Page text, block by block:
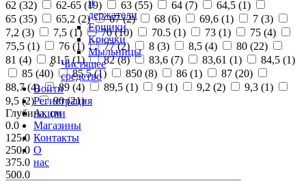
держатели
Ершики
Крючки
Мыльницы
Чистящее
средство
Войти
Регистрация
Акции
Магазины
Контакты
О
нас
62 (32) 62-65 (19) 63 (55) 64 (7) 64,5 (1)
65 (35) 65,2 (2) 67 (2) 68 (6) 69,6 (1) 7 (3)
7,2 (3) 7,5 (1) 70 (10) 70.5 (1) 73 (1) 75 (4)
75,5 (1) 76 (1) 77 (2) 8 (3) 8,5 (4) 80 (22)
81 (4) 81,5 (1) 82 (8) 83,6 (7) 83,61 (1) 84,5 (1)
85 (40) 85,5 (1) 850 (8) 86 (1) 87 (20)
88,7 (4) 89 (4) 89,5 (1) 9 (1) 9,2 (2) 9,3 (1)
9,5 (2) 90 (21)
Глубина, см
0.0
125.0
250.0
375.0
500.0